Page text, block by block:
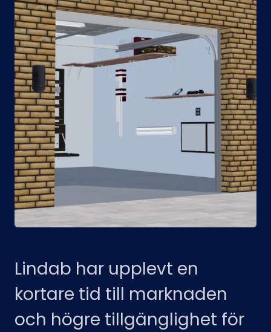
Lindab har upplevt en
kortare tid till marknaden
och högre tillgänglighet för